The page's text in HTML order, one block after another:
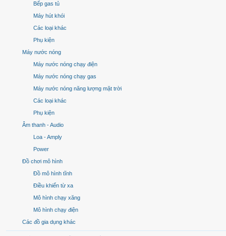
Bếp gas tủ
Máy hút khói
Các loại khác
Phụ kiện
Máy nước nóng
Máy nước nóng chạy điện
Máy nước nóng chạy gas
Máy nước nóng năng lượng mặt trời
Các loại khác
Phụ kiện
Âm thanh - Audio
Loa - Amply
Power
Đồ chơi mô hình
Đồ mô hình tĩnh
Điều khiển từ xa
Mô hình chạy xăng
Mô hình chạy điện
Các đồ gia dụng khác